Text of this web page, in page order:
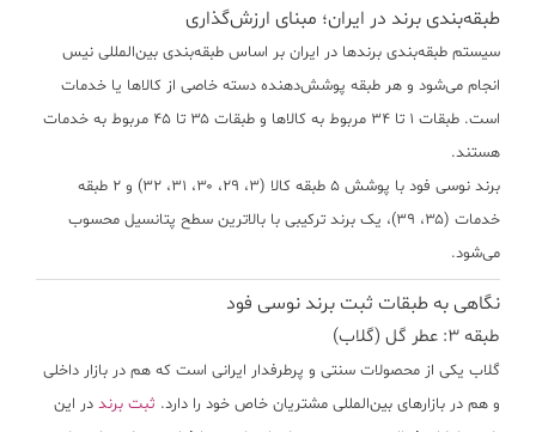
طبقه‌بندی برند در ایران؛ مبنای ارزش‌گذاری
سیستم طبقه‌بندی برندها در ایران بر اساس طبقه‌بندی بین‌المللی نیس
انجام می‌شود و هر طبقه پوشش‌دهنده دسته خاصی از کالاها یا خدمات
است. طبقات ۱ تا ۳۴ مربوط به کالاها و طبقات ۳۵ تا ۴۵ مربوط به خدمات
هستند.
برند نوسی فود با پوشش ۵ طبقه کالا (۳، ۲۹، ۳۰، ۳۱، ۳۲) و ۲ طبقه
خدمات (۳۵، ۳۹)، یک برند ترکیبی با بالاترین سطح پتانسیل محسوب
می‌شود.
نگاهی به طبقات ثبت برند نوسی فود
طبقه ۳: عطر گل (گلاب)
گلاب یکی از محصولات سنتی و پرطرفدار ایرانی است که هم در بازار داخلی
و هم در بازارهای بین‌المللی مشتریان خاص خود را دارد. ثبت برند در این